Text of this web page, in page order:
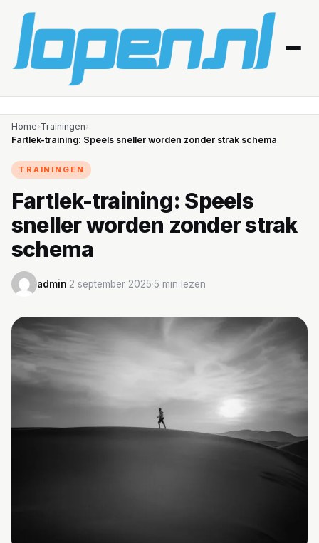
Home
Gezondheid
Producten
Routes
Schema’s
Trainingen
Voeding
Home›Trainingen›
Fartlek-training: Speels sneller worden zonder strak schema
TRAININGEN
Fartlek-training: Speels
sneller worden zonder strak
schema
admin·2 september 2025·5 min lezen